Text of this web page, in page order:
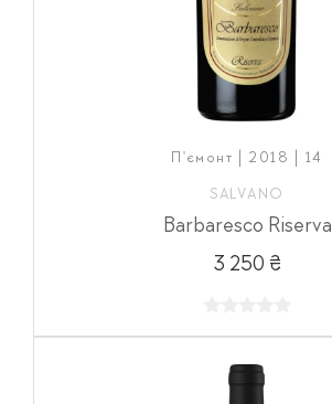
П'ємонт | 2018 | 14
SALVANO
Barbaresco Riserva
3 250 ₴